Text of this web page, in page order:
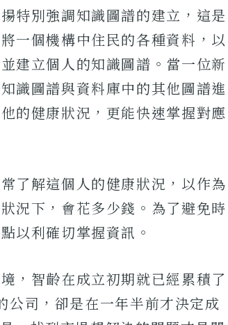
特別強調知識圖譜的建立，這是
一個機構中住民的各種資料，以
建立個人的知識圖譜。當一位新
識圖譜與資料庫中的其他圖譜進
的健康狀況，更能快速掌握對應
了解這個人的健康狀況，以作為
況下，會花多少錢。為了避免時
以利確切掌握資訊。
，智齡在成立初期就已經累積了
司，卻是在一年半前才決定成